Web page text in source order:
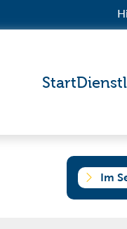
Start
Im